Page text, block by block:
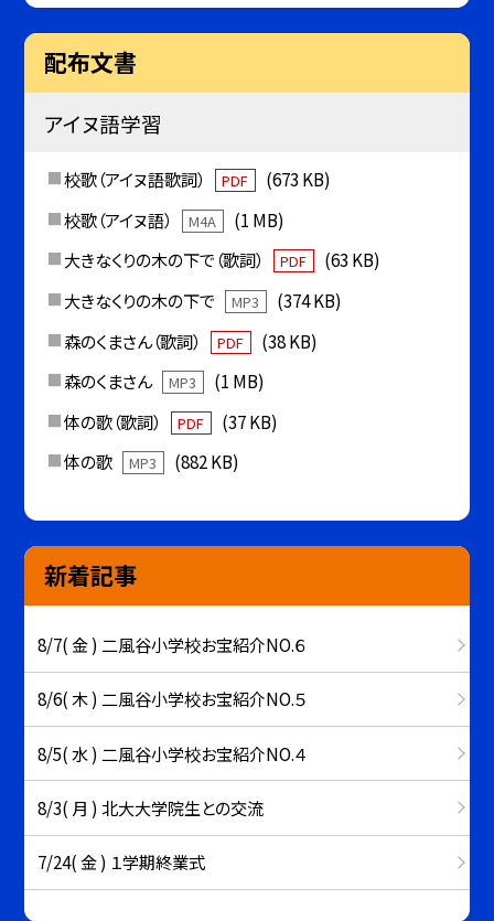
配布文書
アイヌ語学習
校歌（アイヌ語歌詞） PDF
(673 KB)
校歌（アイヌ語）
M4A
(1 MB)
大きなくりの木の下で（歌詞）
PDF
(63 KB)
大きなくりの木の下で
MP3
(374 KB)
森のくまさん（歌詞）
PDF
(38 KB)
森のくまさん
MP3
(1 MB)
体の歌（歌詞）
PDF
(37 KB)
体の歌
MP3 (882 KB)
新着記事
8/7( 金 ) 二風谷小学校お宝紹介NO.６
8/6( 木 ) 二風谷小学校お宝紹介NO.５
8/5( 水 ) 二風谷小学校お宝紹介NO.４
8/3( 月 ) 北大大学院生との交流
7/24( 金 ) １学期終業式